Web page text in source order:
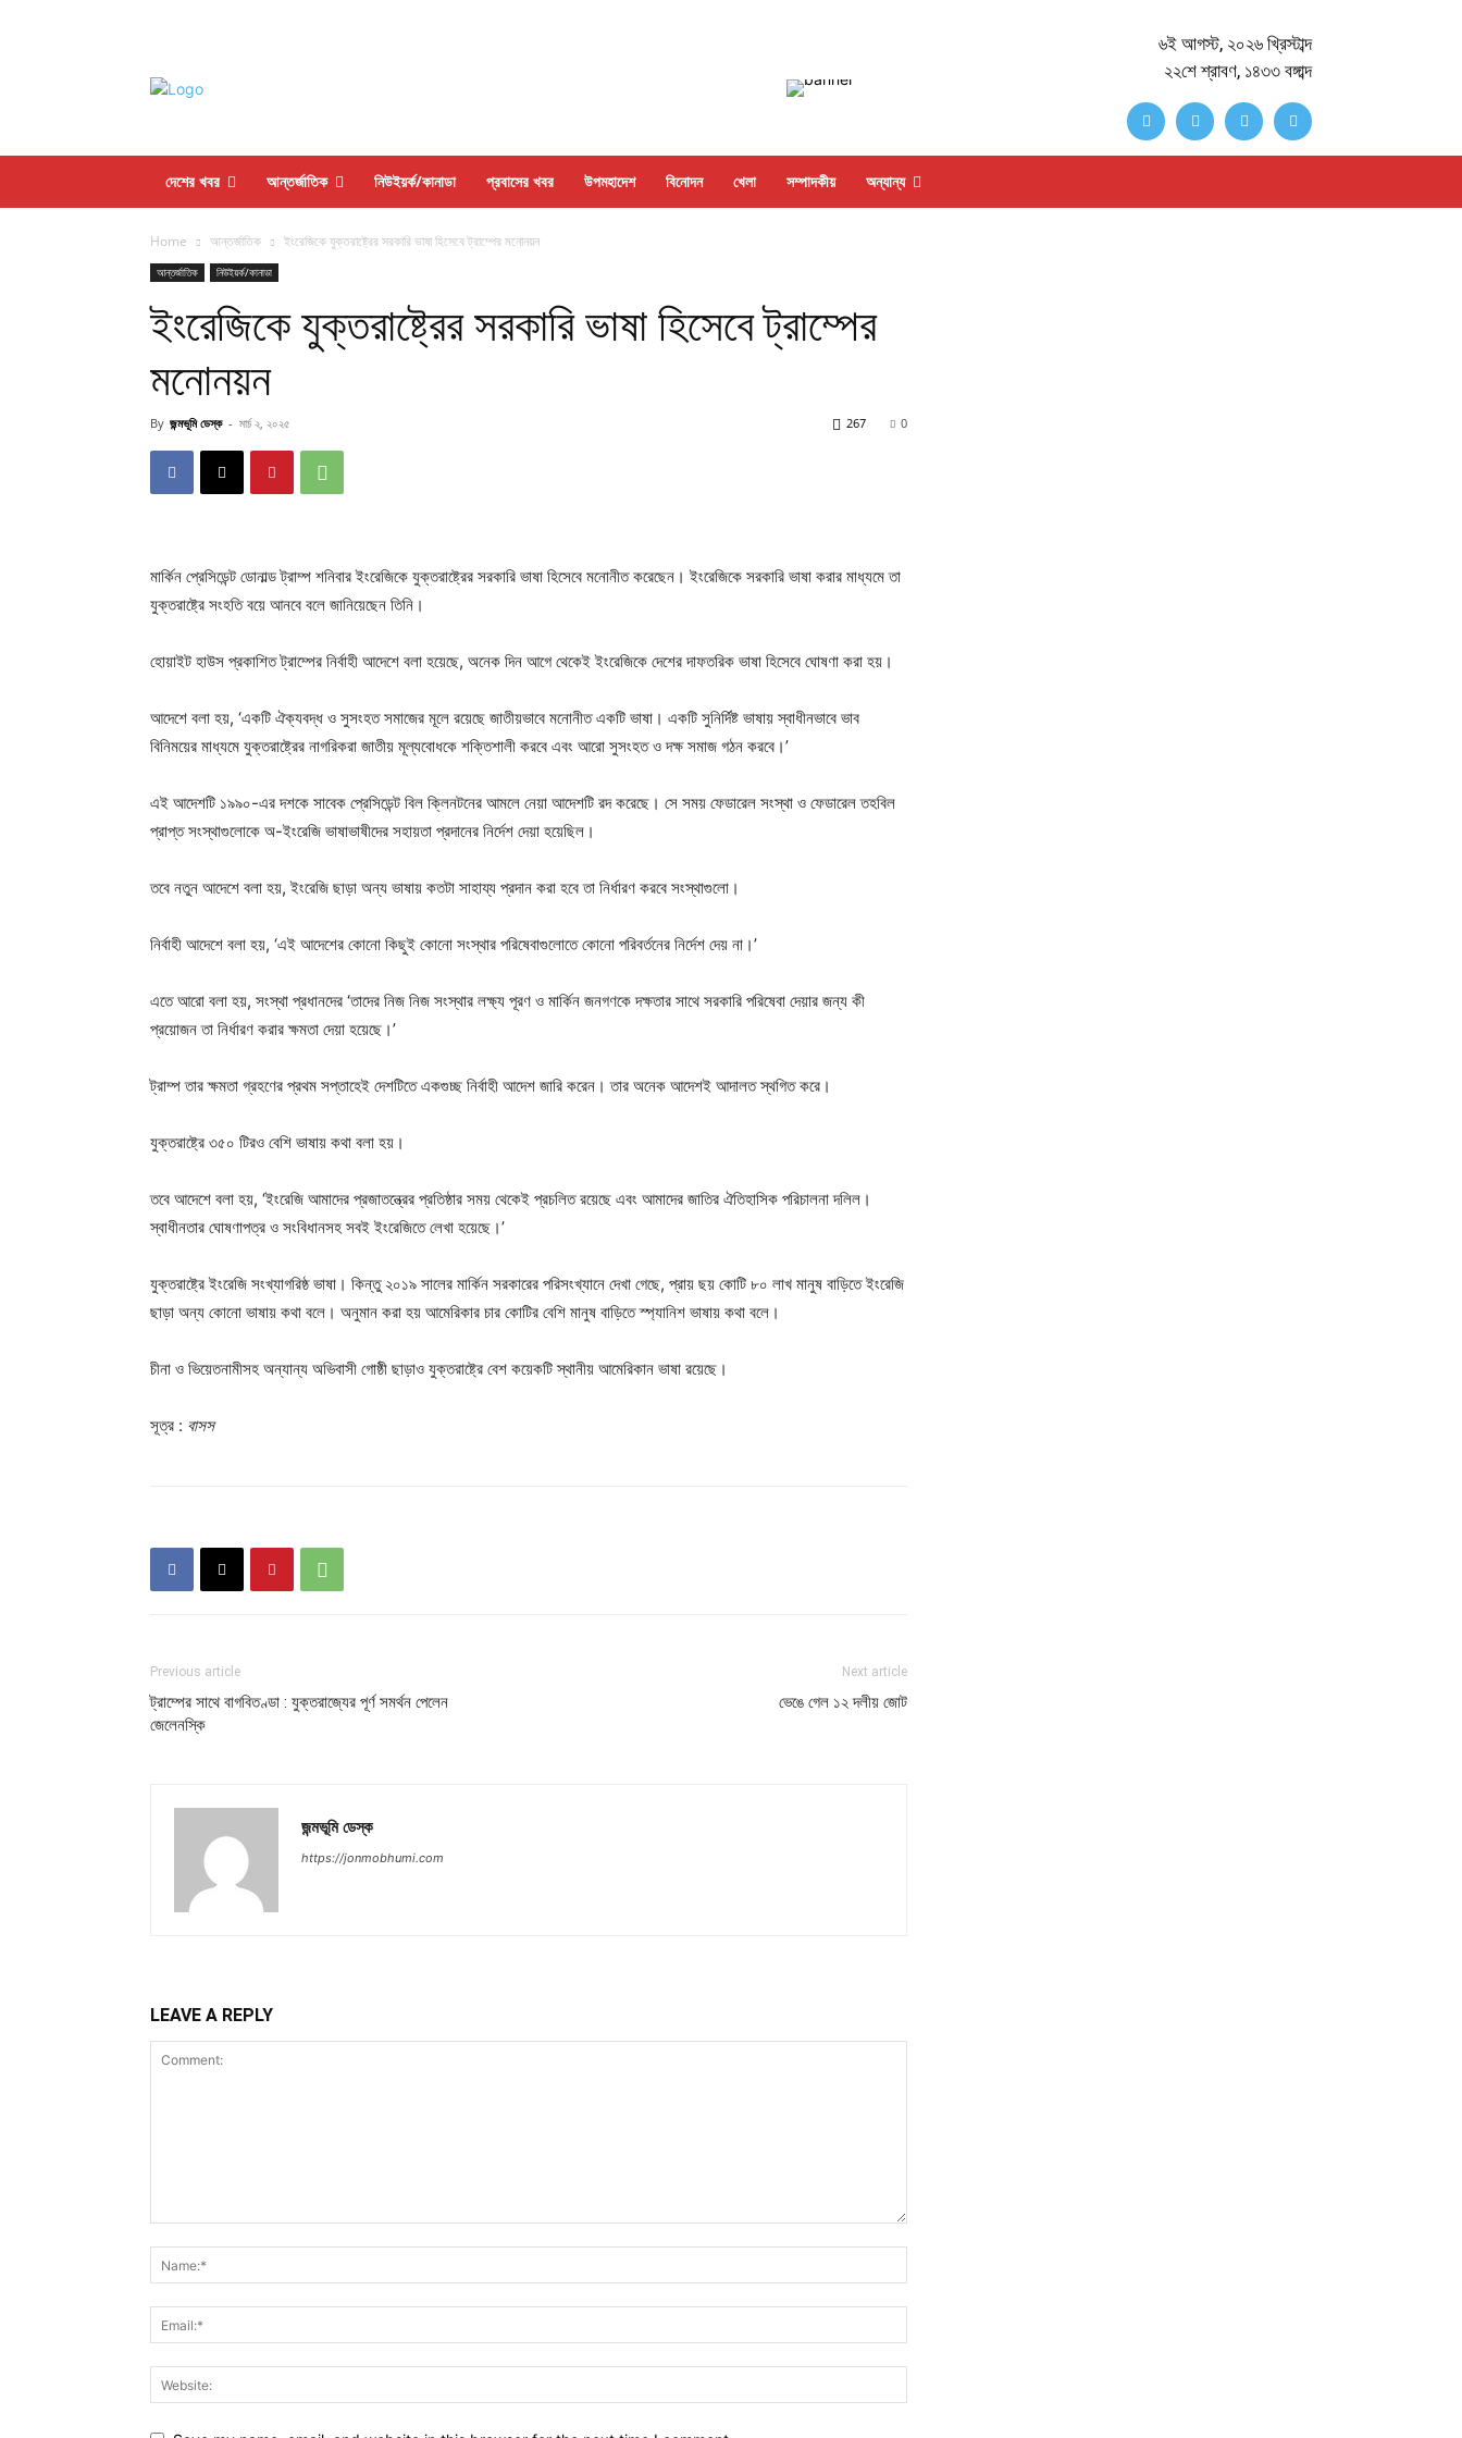
৬ই আগস্ট, ২০২৬ খ্রিস্টাব্দ
২২শে শ্রাবণ, ১৪৩৩ বঙ্গাব্দ
দেশের খবর আন্তর্জাতিক নিউইয়র্ক/কানাডা প্রবাসের খবর উপমহাদেশ বিনোদন খেলা সম্পাদকীয় অন্যান্য
Home আন্তর্জাতিক ইংরেজিকে যুক্তরাষ্ট্রের সরকারি ভাষা হিসেবে ট্রাম্পের মনোনয়ন
আন্তর্জাতিক নিউইয়র্ক/কানাডা
ইংরেজিকে যুক্তরাষ্ট্রের সরকারি ভাষা হিসেবে ট্রাম্পের
মনোনয়ন
By জন্মভূমি ডেস্ক - মার্চ ২, ২০২৫ 0
267
মার্কিন প্রেসিডেন্ট ডোনাল্ড ট্রাম্প শনিবার ইংরেজিকে যুক্তরাষ্ট্রের সরকারি ভাষা হিসেবে মনোনীত করেছেন। ইংরেজিকে সরকারি ভাষা করার মাধ্যমে তা
যুক্তরাষ্ট্রে সংহতি বয়ে আনবে বলে জানিয়েছেন তিনি।
হোয়াইট হাউস প্রকাশিত ট্রাম্পের নির্বাহী আদেশে বলা হয়েছে, অনেক দিন আগে থেকেই ইংরেজিকে দেশের দাফতরিক ভাষা হিসেবে ঘোষণা করা হয়।
আদেশে বলা হয়, ‘একটি ঐক্যবদ্ধ ও সুসংহত সমাজের মূলে রয়েছে জাতীয়ভাবে মনোনীত একটি ভাষা। একটি সুনির্দিষ্ট ভাষায় স্বাধীনভাবে ভাব
বিনিময়ের মাধ্যমে যুক্তরাষ্ট্রের নাগরিকরা জাতীয় মূল্যবোধকে শক্তিশালী করবে এবং আরো সুসংহত ও দক্ষ সমাজ গঠন করবে।’
এই আদেশটি ১৯৯০-এর দশকে সাবেক প্রেসিডেন্ট বিল ক্লিনটনের আমলে নেয়া আদেশটি রদ করেছে। সে সময় ফেডারেল সংস্থা ও ফেডারেল তহবিল
প্রাপ্ত সংস্থাগুলোকে অ-ইংরেজি ভাষাভাষীদের সহায়তা প্রদানের নির্দেশ দেয়া হয়েছিল।
তবে নতুন আদেশে বলা হয়, ইংরেজি ছাড়া অন্য ভাষায় কতটা সাহায্য প্রদান করা হবে তা নির্ধারণ করবে সংস্থাগুলো।
নির্বাহী আদেশে বলা হয়, ‘এই আদেশের কোনো কিছুই কোনো সংস্থার পরিষেবাগুলোতে কোনো পরিবর্তনের নির্দেশ দেয় না।’
এতে আরো বলা হয়, সংস্থা প্রধানদের ‘তাদের নিজ নিজ সংস্থার লক্ষ্য পূরণ ও মার্কিন জনগণকে দক্ষতার সাথে সরকারি পরিষেবা দেয়ার জন্য কী
প্রয়োজন তা নির্ধারণ করার ক্ষমতা দেয়া হয়েছে।’
ট্রাম্প তার ক্ষমতা গ্রহণের প্রথম সপ্তাহেই দেশটিতে একগুচ্ছ নির্বাহী আদেশ জারি করেন। তার অনেক আদেশই আদালত স্থগিত করে।
যুক্তরাষ্ট্রে ৩৫০ টিরও বেশি ভাষায় কথা বলা হয়।
তবে আদেশে বলা হয়, ‘ইংরেজি আমাদের প্রজাতন্ত্রের প্রতিষ্ঠার সময় থেকেই প্রচলিত রয়েছে এবং আমাদের জাতির ঐতিহাসিক পরিচালনা দলিল।
স্বাধীনতার ঘোষণাপত্র ও সংবিধানসহ সবই ইংরেজিতে লেখা হয়েছে।’
যুক্তরাষ্ট্রে ইংরেজি সংখ্যাগরিষ্ঠ ভাষা। কিন্তু ২০১৯ সালের মার্কিন সরকারের পরিসংখ্যানে দেখা গেছে, প্রায় ছয় কোটি ৮০ লাখ মানুষ বাড়িতে ইংরেজি
ছাড়া অন্য কোনো ভাষায় কথা বলে। অনুমান করা হয় আমেরিকার চার কোটির বেশি মানুষ বাড়িতে স্প্যানিশ ভাষায় কথা বলে।
চীনা ও ভিয়েতনামীসহ অন্যান্য অভিবাসী গোষ্ঠী ছাড়াও যুক্তরাষ্ট্রে বেশ কয়েকটি স্থানীয় আমেরিকান ভাষা রয়েছে।
সূত্র : বাসস
Previous article
ট্রাম্পের সাথে বাগবিতণ্ডা : যুক্তরাজ্যের পূর্ণ সমর্থন পেলেন
জেলেনস্কি
Next article
ভেঙে গেল ১২ দলীয় জোট
জন্মভূমি ডেস্ক
https://jonmobhumi.com
LEAVE A REPLY